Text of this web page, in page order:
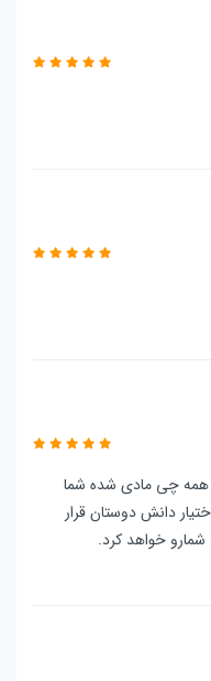
همه چی مادی شده شما
دانش دوستان قرار
خواهد کرد.